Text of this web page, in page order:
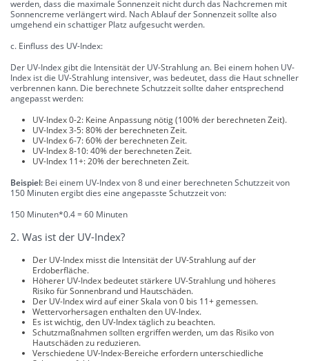
werden, dass die maximale Sonnenzeit nicht durch das Nachcremen mit
Sonnencreme verlängert wird. Nach Ablauf der Sonnenzeit sollte also
umgehend ein schattiger Platz aufgesucht werden.
c. Einfluss des UV-Index:
Der UV-Index gibt die Intensität der UV-Strahlung an. Bei einem hohen UV-
Index ist die UV-Strahlung intensiver, was bedeutet, dass die Haut schneller
verbrennen kann. Die berechnete Schutzzeit sollte daher entsprechend
angepasst werden:
UV-Index 0-2: Keine Anpassung nötig (100% der berechneten Zeit).
UV-Index 3-5: 80% der berechneten Zeit.
UV-Index 6-7: 60% der berechneten Zeit.
UV-Index 8-10: 40% der berechneten Zeit.
UV-Index 11+: 20% der berechneten Zeit.
Beispiel: Bei einem UV-Index von 8 und einer berechneten Schutzzeit von
150 Minuten ergibt dies eine angepasste Schutzzeit von:
150 Minuten*0.4 = 60 Minuten
2. Was ist der UV-Index?
Der UV-Index misst die Intensität der UV-Strahlung auf der
Erdoberfläche.
Höherer UV-Index bedeutet stärkere UV-Strahlung und höheres
Risiko für Sonnenbrand und Hautschäden.
Der UV-Index wird auf einer Skala von 0 bis 11+ gemessen.
Wettervorhersagen enthalten den UV-Index.
Es ist wichtig, den UV-Index täglich zu beachten.
Schutzmaßnahmen sollten ergriffen werden, um das Risiko von
Hautschäden zu reduzieren.
Verschiedene UV-Index-Bereiche erfordern unterschiedliche